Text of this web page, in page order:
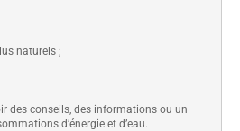
naturels ;
des conseils, des informations ou un
d’énergie et d’eau.